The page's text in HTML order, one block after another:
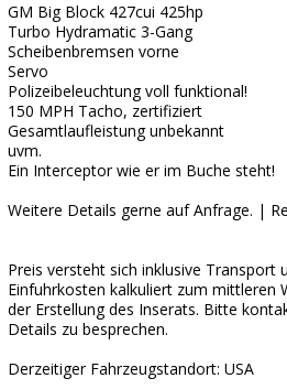
GM Big Block 427cui 425hp
Turbo Hydramatic 3-Gang
Scheibenbremsen vorne
Servo
Polizeibeleuchtung voll funktional!
150 MPH Tacho, zertifiziert
Gesamtlaufleistung unbekannt
uvm.
Ein Interceptor wie er im Buche steht!
Weitere Details gerne auf Anfrage. |
Preis versteht sich inklusive Transport
Einfuhrkosten kalkuliert zum mittleren
der Erstellung des Inserats. Bitte
Details zu besprechen.
Derzeitiger Fahrzeugstandort: USA